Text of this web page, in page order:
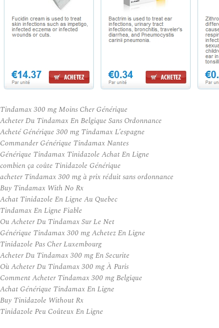
Tindamax 300 mg Moins Cher Générique
Acheter Du Tindamax En Belgique Sans Ordonnance
Acheté Générique 300 mg Tindamax L’espagne
Commander Générique Tindamax Nantes
Générique Tindamax Tinidazole Achat En Ligne
combien ça coûte Tinidazole Générique
acheter Tindamax 300 mg à prix réduit sans ordonnance
Buy Tindamax With No Rx
Achat Tinidazole En Ligne Au Quebec
Tindamax En Ligne Fiable
Ou Acheter Du Tindamax Sur Le Net
Générique Tindamax 300 mg Achetez En Ligne
Tinidazole Pas Cher Luxembourg
Acheter Du Tindamax 300 mg En Securite
Où Acheter Du Tindamax 300 mg À Paris
Comment Acheter Tindamax 300 mg Belgique
Achat Générique Tindamax En Ligne
Buy Tinidazole Without Rx
Tinidazole Peu Coûteux En Ligne